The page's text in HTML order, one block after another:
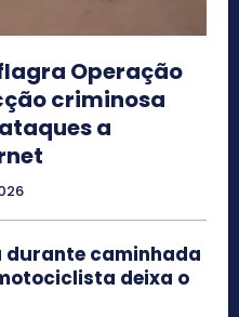
Operação
criminosa
a
durante caminhada
deixa o